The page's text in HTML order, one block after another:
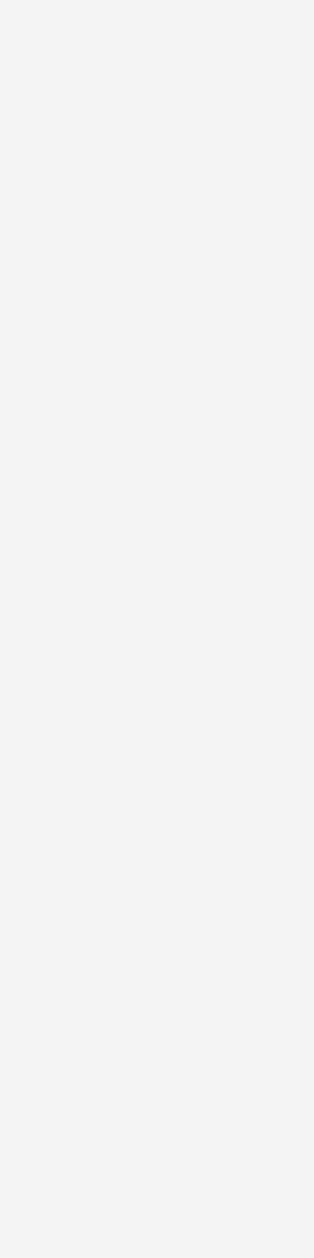
Parklücke
Platzangebot
99 g/km; CO₂-Klasse: C